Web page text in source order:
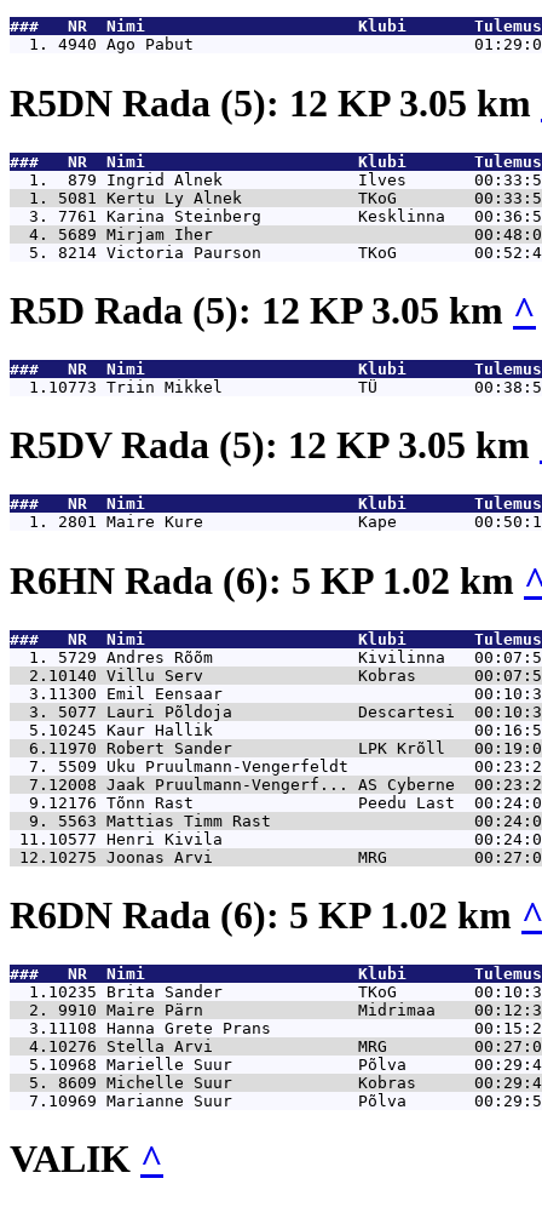
###   NR  Nimi                      Klubi
  1. 4940
Ago Pabut
R5DN Rada (5): 12 KP 3.05 km
###   NR  Nimi                      Klubi
  1.  879
Ingrid Alnek              Ilves
  1. 5081
Kertu Ly Alnek            TKoG
  3. 7761
Karina Steinberg          Kesklinna
  4. 5689
Mirjam Iher
  5. 8214
Victoria Paurson          TKoG
R5D Rada (5): 12 KP 3.05 km ^
###   NR  Nimi                      Klubi
  1.10773
Triin Mikkel              TÜ
R5DV Rada (5): 12 KP 3.05 km
###   NR  Nimi                      Klubi
  1. 2801
Maire Kure                Kape
R6HN Rada (6): 5 KP 1.02 km
###   NR  Nimi                      Klubi
  1. 5729
Andres Rõõm               Kivilinna
  2.10140
Villu Serv                Kobras
  3.11300
Emil Eensaar
  3. 5077
Lauri Põldoja             Descartesi
  5.10245
Kaur Hallik
  6.11970
Robert Sander             LPK Krõll
  7. 5509
Uku Pruulmann-Vengerfeldt
  7.12008
Jaak Pruulmann-Vengerf... AS Cyberne
  9.12176
Tõnn Rast                 Peedu Last
  9. 5563
Mattias Timm Rast
11.10577 Henri Kivila
12.10275 Joonas Arvi               MRG
R6DN Rada (6): 5 KP 1.02 km
###   NR  Nimi                      Klubi
  1.10235
Brita Sander              TKoG
  2. 9910
Maire Pärn                Midrimaa
  3.11108
Hanna Grete Prans
  4.10276
Stella Arvi               MRG
  5.10968
Marielle Suur             Põlva
  5. 8609
Michelle Suur             Kobras
  7.10969
Marianne Suur             Põlva
VALIK ^